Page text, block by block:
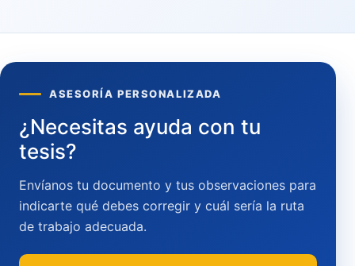
ASESORÍA PERSONALIZADA
¿Necesitas ayuda con tu
tesis?
Envíanos tu documento y tus observaciones para
indicarte qué debes corregir y cuál sería la ruta
de trabajo adecuada.